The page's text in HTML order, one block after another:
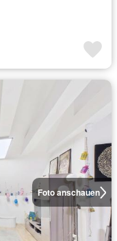
Foto anschauen